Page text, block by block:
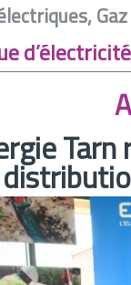
Gaz
d’énergie